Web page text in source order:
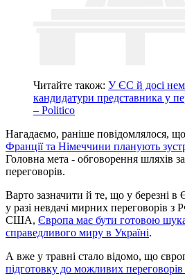
Читайте також: У ЄС й досі
кандидатури представника у
– Politico
Нагадаємо, раніше повідомлялося, що
Франції та Німеччини планують
Головна мета - обговорення шляхів
переговорів.
Варто зазначити й те, що у березні
у разі невдачі мирних переговорів з
США, Європа має бути готовою
справедливого миру в Україні.
А вже у травні стало відомо, що
підготовку до можливих